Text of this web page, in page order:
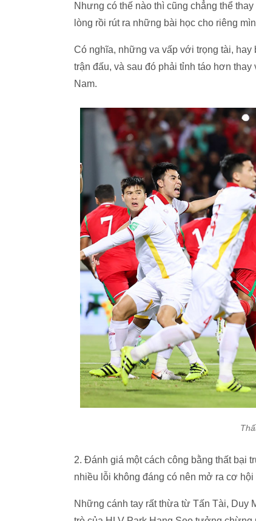
Nhưng có thế nào thì cũng chẳng thể
lòng rồi rút ra những bài học cho riêng
Có nghĩa, những va vấp với trọng tài,
trận đấu, và sau đó phải tỉnh táo hơn
Nam.
2. Đánh giá một cách công bằng thất bại
nhiều lỗi không đáng có nên mở ra cơ
Những cánh tay rất thừa từ Tấn Tài, Duy